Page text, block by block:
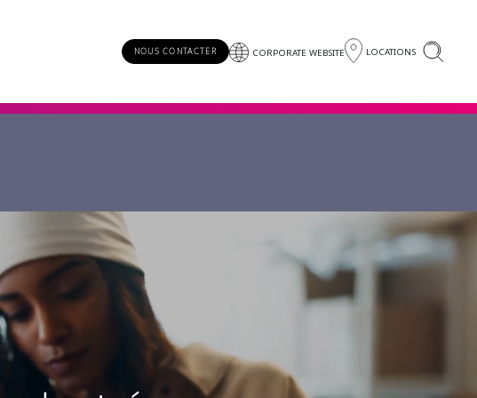
NOUS CONTACTER CORPORATE WEBSITE LOCATIONS